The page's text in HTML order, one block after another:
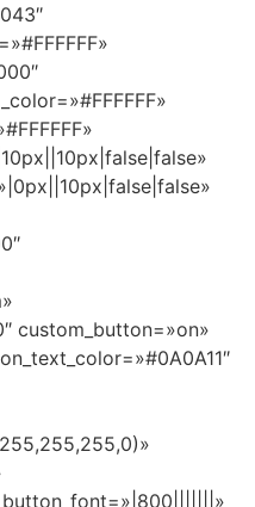
custom_button=»on»